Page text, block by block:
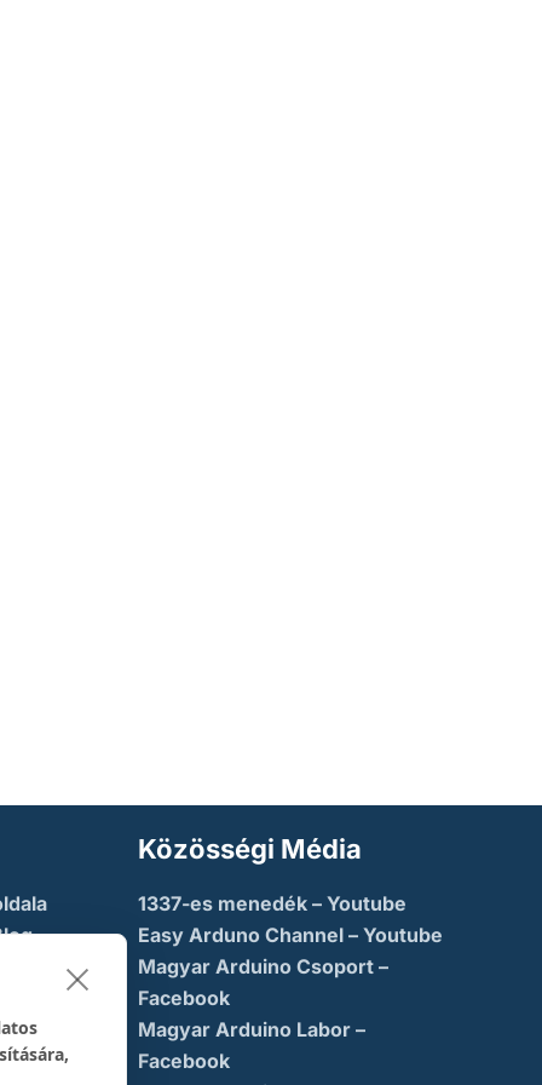
Közösségi Média
1337-es menedék – Youtube
Easy Arduno Channel – Youtube
Magyar Arduino Csoport –
Facebook
Magyar Arduino Labor –
Facebook